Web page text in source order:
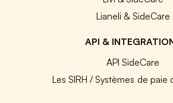
Lianeli & SideCare
API &
API SideCare
Les SIRH / Systèmes de paie